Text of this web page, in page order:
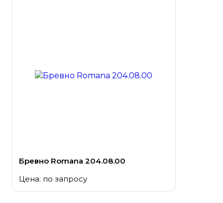
Бревно Romana 204.08.00
Цена: по запросу